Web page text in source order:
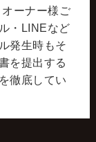
ーナー様ご
・LINEなど
発生時もそ
を提出する
徹底してい